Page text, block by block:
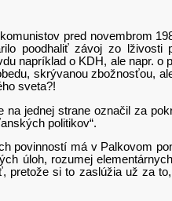
pred novembrom
poodhaliť závoj zo lživosti
napríklad o KDH, ale napr.
skrývanou zbožnosťou,
sveta?!
strane označil za
politikov“.
má v Palkovom
úloh, rozumej
si to zaslúžia už za